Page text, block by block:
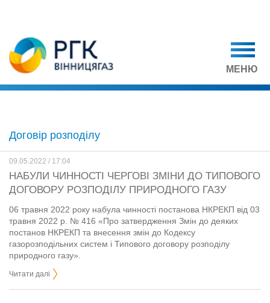
МЕНЮ
Договір розподілу
09.05.2022 / 17:04
НАБУЛИ ЧИННОСТІ ЧЕРГОВІ ЗМІНИ ДО ТИПОВОГО
ДОГОВОРУ РОЗПОДІЛУ ПРИРОДНОГО ГАЗУ
06 травня 2022 року набула чинності постанова НКРЕКП від 03
травня 2022 р. № 416 «Про затвердження Змін до деяких
постанов НКРЕКП та внесення змін до Кодексу
газорозподільних систем і Типового договору розподілу
природного газу».
Читати далі